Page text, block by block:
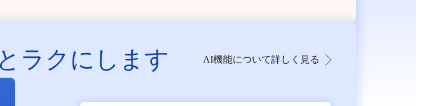
ラクにします AI機能について詳しく見る